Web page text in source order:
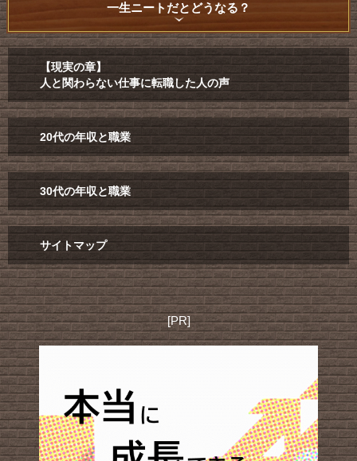
一生ニートだとどうなる？
【現実の章】
人と関わらない仕事に転職した人の声
20代の年収と職業
30代の年収と職業
サイトマップ
[PR]